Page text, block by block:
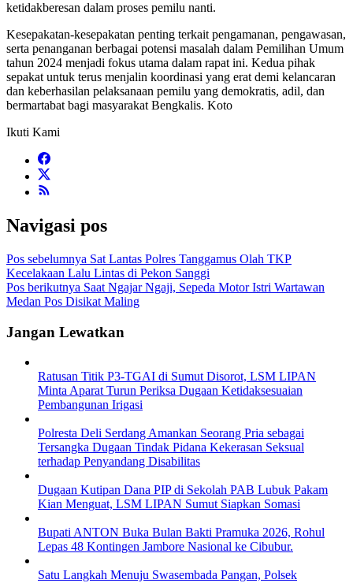
ketidakberesan dalam proses pemilu nanti.
Kesepakatan-kesepakatan penting terkait pengamanan, pengawasan,
serta penanganan berbagai potensi masalah dalam Pemilihan Umum
tahun 2024 menjadi fokus utama dalam rapat ini. Kedua pihak
sepakat untuk terus menjalin koordinasi yang erat demi kelancaran
dan keberhasilan pelaksanaan pemilu yang demokratis, adil, dan
bermartabat bagi masyarakat Bengkalis. Koto
Ikuti Kami
Navigasi pos
Pos sebelumnya Sat Lantas Polres Tanggamus Olah TKP
Kecelakaan Lalu Lintas di Pekon Sanggi
Pos berikutnya Saat Ngajar Ngaji, Sepeda Motor Istri Wartawan
Medan Pos Disikat Maling
Jangan Lewatkan
Ratusan Titik P3-TGAI di Sumut Disorot, LSM LIPAN
Minta Aparat Turun Periksa Dugaan Ketidaksesuaian
Pembangunan Irigasi
Polresta Deli Serdang Amankan Seorang Pria sebagai
Tersangka Dugaan Tindak Pidana Kekerasan Seksual
terhadap Penyandang Disabilitas
Dugaan Kutipan Dana PIP di Sekolah PAB Lubuk Pakam
Kian Menguat, LSM LIPAN Sumut Siapkan Somasi
Bupati ANTON Buka Bulan Bakti Pramuka 2026, Rohul
Lepas 48 Kontingen Jambore Nasional ke Cibubur.
Satu Langkah Menuju Swasembada Pangan, Polsek